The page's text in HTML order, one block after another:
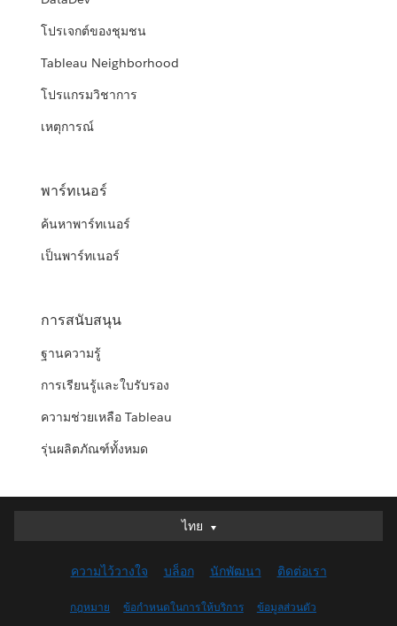
โปรเจกต์ของชุมชน
Tableau Neighborhood
โปรแกรมวิชาการ
เหตุการณ์
พาร์ทเนอร์
ค้นหาพาร์ทเนอร์
เป็นพาร์ทเนอร์
การสนับสนุน
ฐานความรู้
การเรียนรู้และใบรับรอง
ความช่วยเหลือ Tableau
รุ่นผลิตภัณฑ์ทั้งหมด
ไทย
ไทย
English (UK)
English (US)
ความไว้วางใจ บล็อก นักพัฒนา ติดต่อเรา
กฎหมาย ข้อกำหนดในการให้บริการ ข้อมูลส่วนตัว